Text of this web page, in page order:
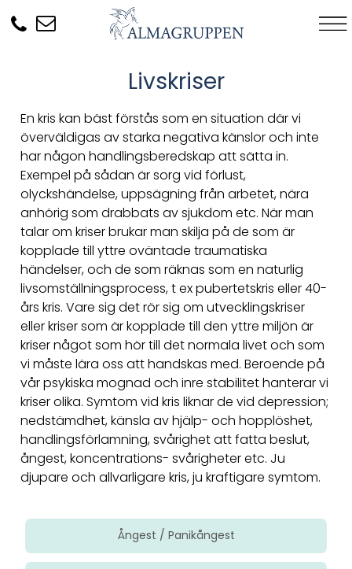
Livskriser
En kris kan bäst förstås som en situation där vi
överväldigas av starka negativa känslor och inte
har någon handlingsberedskap att sätta in.
Exempel på sådan är sorg vid förlust,
olyckshändelse, uppsägning från arbetet, nära
anhörig som drabbats av sjukdom etc. När man
talar om kriser brukar man skilja på de som är
kopplade till yttre oväntade traumatiska
händelser, och de som räknas som en naturlig
livsomställningsprocess, t ex pubertetskris eller 40-
års kris. Vare sig det rör sig om utvecklingskriser
eller kriser som är kopplade till den yttre miljön är
kriser något som hör till det normala livet och som
vi måste lära oss att handskas med. Beroende på
vår psykiska mognad och inre stabilitet hanterar vi
kriser olika. Symtom vid kris liknar de vid depression;
nedstämdhet, känsla av hjälp- och hopplöshet,
handlingsförlamning, svårighet att fatta beslut,
ångest, koncentrations- svårigheter etc. Ju
djupare och allvarligare kris, ju kraftigare symtom.
Ångest / Panikångest